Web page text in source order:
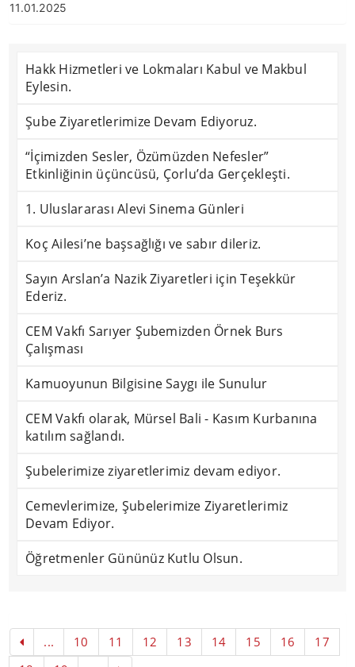
11.01.2025
Hakk Hizmetleri ve Lokmaları Kabul ve Makbul
Eylesin.
Şube Ziyaretlerimize Devam Ediyoruz.
“İçimizden Sesler, Özümüzden Nefesler”
Etkinliğinin üçüncüsü, Çorlu’da Gerçekleşti.
1. Uluslararası Alevi Sinema Günleri
Koç Ailesi’ne başsağlığı ve sabır dileriz.
Sayın Arslan’a Nazik Ziyaretleri için Teşekkür
Ederiz.
CEM Vakfı Sarıyer Şubemizden Örnek Burs
Çalışması
Kamuoyunun Bilgisine Saygı ile Sunulur
CEM Vakfı olarak, Mürsel Bali - Kasım Kurbanına
katılım sağlandı.
Şubelerimize ziyaretlerimiz devam ediyor.
Cemevlerimize, Şubelerimize Ziyaretlerimiz
Devam Ediyor.
Öğretmenler Gününüz Kutlu Olsun.
... 10 11 12 13 14 15 16
17